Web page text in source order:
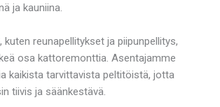
ja kauniina.
kuten reunapellitykset ja piipunpellitys,
osa kattoremonttia. Asentajamme
kaikista tarvittavista peltitöistä, jotta
tiivis ja säänkestävä.